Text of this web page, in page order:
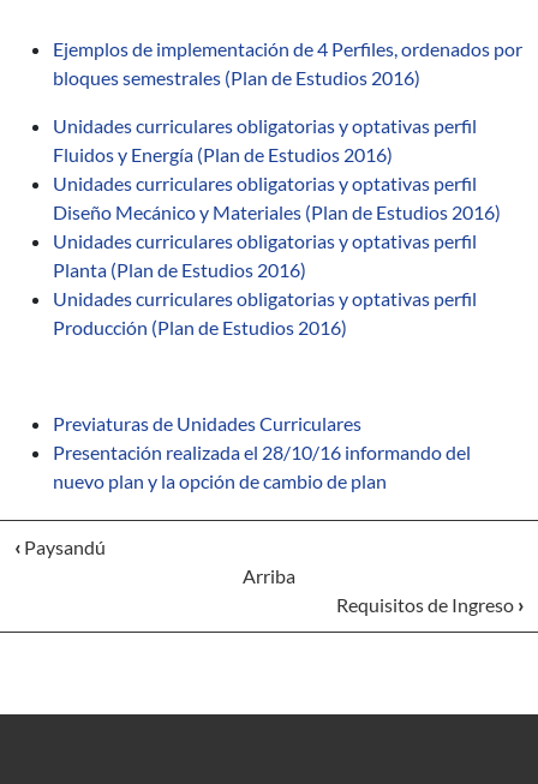
Ejemplos de implementación de 4 Perfiles, ordenados por
bloques semestrales (Plan de Estudios 2016)
Unidades curriculares obligatorias y optativas perfil
Fluidos y Energía (Plan de Estudios 2016)
Unidades curriculares obligatorias y optativas perfil
Diseño Mecánico y Materiales (Plan de Estudios 2016)
Unidades curriculares obligatorias y optativas perfil
Planta (Plan de Estudios 2016)
Unidades curriculares obligatorias y optativas perfil
Producción (Plan de Estudios 2016)
Previaturas de Unidades Curriculares
Presentación realizada el 28/10/16 informando del
nuevo plan y la opción de cambio de plan
‹ Paysandú
Arriba
Requisitos de Ingreso ›